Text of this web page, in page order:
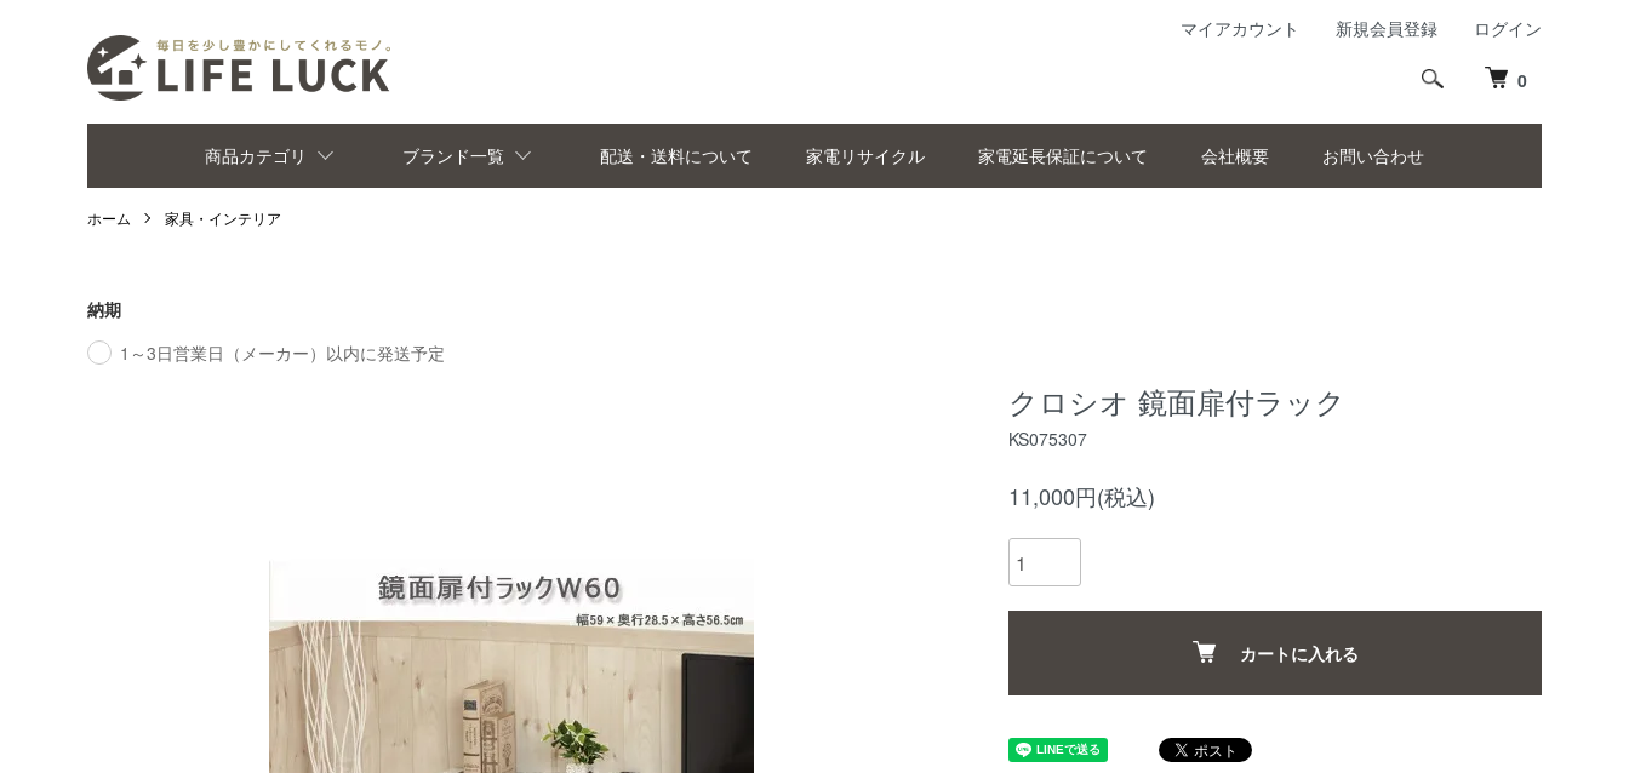
0
商品カテゴリ ブランド一覧 配送・送料について 家電リサイクル 家電延長保証について 会社概要 お問い合わせ
マイアカウント 新規会員登録 ログイン
ホーム 家具・インテリア
納期
1～3日営業日（メーカー）以内に発送予定
クロシオ 鏡面扉付ラック
KS075307
11,000円(税込)
カートに入れる